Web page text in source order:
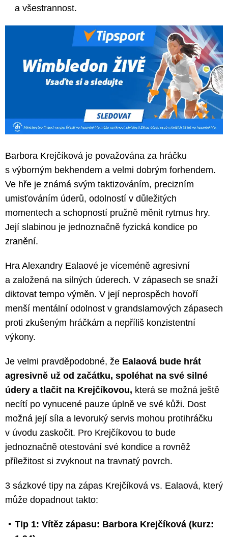
a všestrannost.
Barbora Krejčíková je považována za hráčku
s výborným bekhendem a velmi dobrým forhendem.
Ve hře je známá svým taktizováním, precizním
umisťováním úderů, odolností v důležitých
momentech a schopností pružně měnit rytmus hry.
Její slabinou je jednoznačně fyzická kondice po
zranění.
Hra Alexandry Ealaové je víceméně agresivní
a založená na silných úderech. V zápasech se snaží
diktovat tempo výměn. V její neprospěch hovoří
menší mentální odolnost v grandslamových zápasech
proti zkušeným hráčkám a nepříliš konzistentní
výkony.
Je velmi pravděpodobné, že Ealaová bude hrát
agresivně už od začátku, spoléhat na své silné
údery a tlačit na Krejčíkovou, která se možná ještě
necítí po vynucené pauze úplně ve své kůži. Dost
možná její síla a levoruký servis mohou protihráčku
v úvodu zaskočit. Pro Krejčíkovou to bude
jednoznačně otestování své kondice a rovněž
příležitost si zvyknout na travnatý povrch.
3 sázkové tipy na zápas Krejčíková vs. Ealaová, který
může dopadnout takto:
Tip 1: Vítěz zápasu: Barbora Krejčíková (kurz: